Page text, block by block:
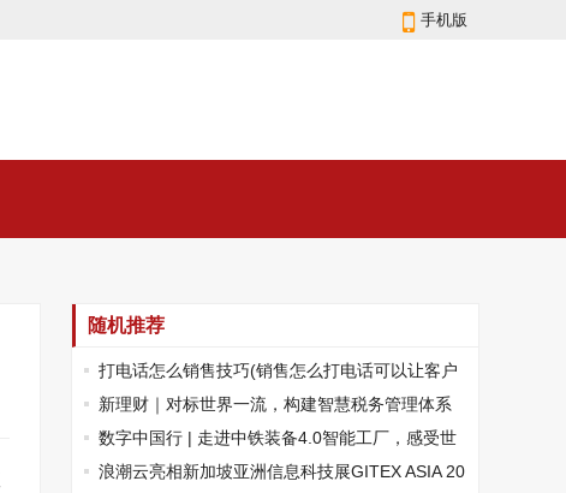
手机版
随机推荐
打电话怎么销售技巧(销售怎么打电话可以让客户
接受)
新理财｜对标世界一流，构建智慧税务管理体系
数字中国行 | 走进中铁装备4.0智能工厂，感受世
界一流智造“加速度”
浪潮云亮相新加坡亚洲信息科技展GITEX ASIA 20